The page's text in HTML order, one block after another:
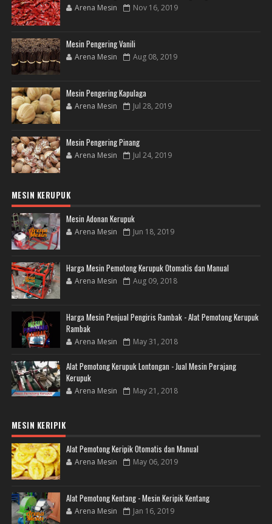
Arena Mesin Nov 16, 2019
Mesin Pengering Vanili
Arena Mesin Aug 08, 2019
Mesin Pengering Kapulaga
Arena Mesin Jul 28, 2019
Mesin Pengering Pinang
Arena Mesin Jul 24, 2019
MESIN KERUPUK
Mesin Adonan Kerupuk
Arena Mesin Jun 18, 2019
Harga Mesin Pemotong Kerupuk Otomatis dan Manual
Arena Mesin Aug 09, 2018
Harga Mesin Penjual Pengiris Rambak - Alat Pemotong Kerupuk
Rambak
Arena Mesin May 31, 2018
Alat Pemotong Kerupuk Lontongan - Jual Mesin Perajang
Kerupuk
Arena Mesin May 21, 2018
MESIN KERIPIK
Alat Pemotong Keripik Otomatis dan Manual
Arena Mesin May 06, 2019
Alat Pemotong Kentang - Mesin Keripik Kentang
Arena Mesin Jan 16, 2019